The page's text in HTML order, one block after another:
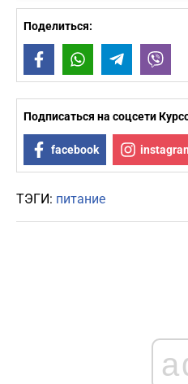
Поделиться:
FacebookWhatsAppTelegram
Подписаться на соцсети
facebook
ТЭГИ: питание